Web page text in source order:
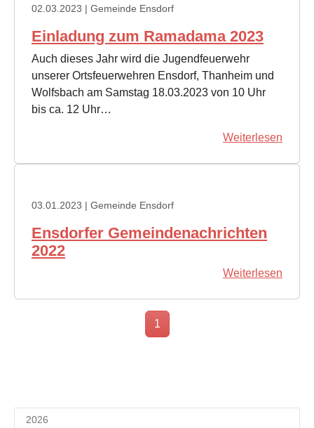
02.03.2023 | Gemeinde Ensdorf
Einladung zum Ramadama 2023
Auch dieses Jahr wird die Jugendfeuerwehr
unserer Ortsfeuerwehren Ensdorf, Thanheim und
Wolfsbach am Samstag 18.03.2023 von 10 Uhr
bis ca. 12 Uhr…
Weiterlesen
03.01.2023 | Gemeinde Ensdorf
Ensdorfer Gemeindenachrichten
2022
Weiterlesen
1
2026